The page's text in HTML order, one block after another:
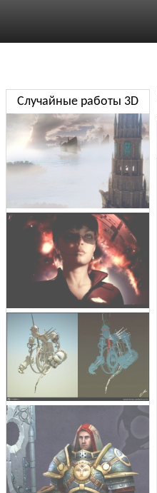
Случайные работы 3D